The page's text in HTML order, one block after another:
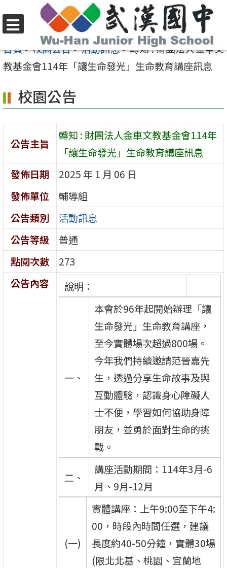
至
要
容
區
選
單
首頁>校園公告>活動訊息>轉知 : 財團法人金車文
教基金會114年「讓生命發光」生命教育講座訊息
校園公告
公告主旨
轉知 : 財團法人金車文教基金會114年
「讓生命發光」生命教育講座訊息
發佈日期
2025 年 1 月 06 日
發佈單位
輔導組
公告類別
活動訊息
公告等級
普通
點閱次數
273
公告內容
說明：
一、
本會於96年起開始辦理「讓
生命發光」生命教育講座，
至今實體場次超過800場。
今年我們持續邀請范晉嘉先
生，透過分享生命故事及與
互動體驗，認識身心障礙人
士不便，學習如何協助身障
朋友，並勇於面對生命的挑
戰。
二、
講座活動期間：114年3月-6
月、9月-12月
(一)
實體講座：上午9:00至下午4:
00，時段內時間任選，建議
長度約40-50分鐘，實體30場
(限北北基、桃園、宜蘭地